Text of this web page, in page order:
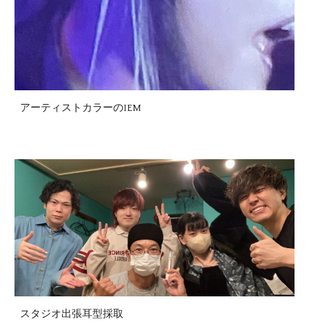
アーティストカラーのIEM
スタジオ出張耳型採取